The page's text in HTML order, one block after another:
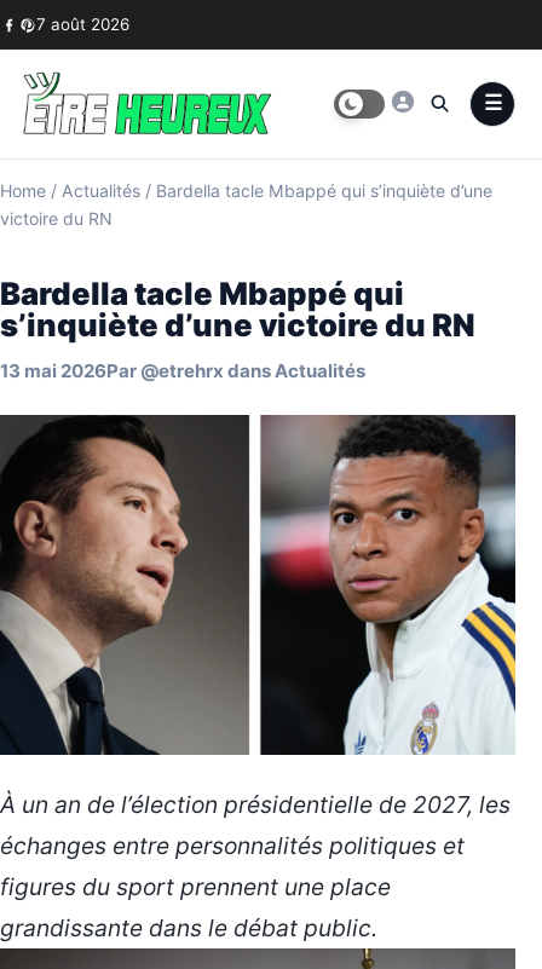
Skip to content
7 août 2026
Home / Actualités / Bardella tacle Mbappé qui s’inquiète d’une
victoire du RN
Bardella tacle Mbappé qui
s’inquiète d’une victoire du RN
13 mai 2026Par @etrehrx dansActualités
À un an de l’élection présidentielle de 2027, les
échanges entre personnalités politiques et
figures du sport prennent une place
grandissante dans le débat public.